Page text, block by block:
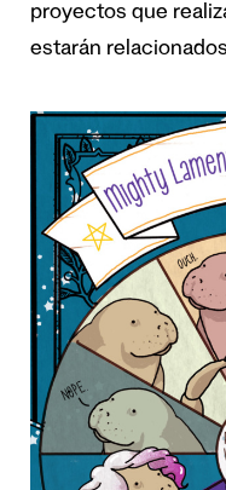
proyectos que
estarán